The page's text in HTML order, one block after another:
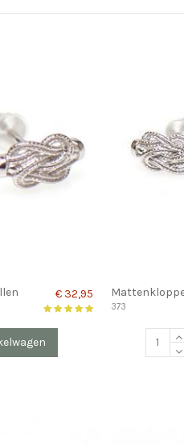
€ 32,95
373